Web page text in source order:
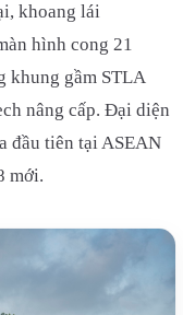
khoang lái
hình cong 21
khung gầm STLA
nâng cấp. Đại diện
đầu tiên tại ASEAN
mới.